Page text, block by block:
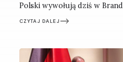
Polski wywołują dziś w
rozbawienie, przerażenie i
że tych zwierząt nie
CZYTAJ DALEJ